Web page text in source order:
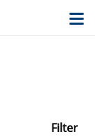
Filter